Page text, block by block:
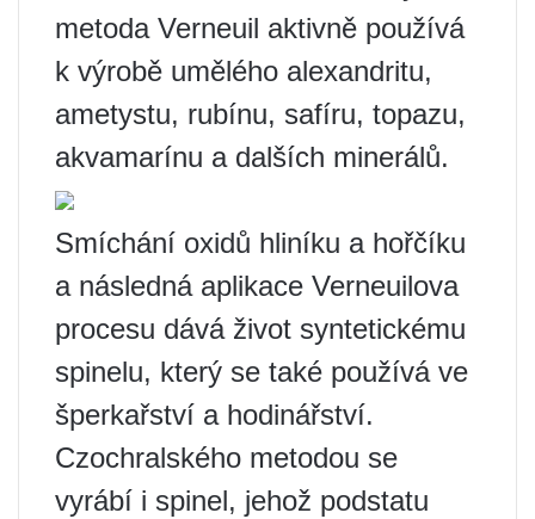
metoda Verneuil aktivně používá
k výrobě umělého alexandritu,
ametystu, rubínu, safíru, topazu,
akvamarínu a dalších minerálů.
Smíchání oxidů hliníku a hořčíku
a následná aplikace Verneuilova
procesu dává život syntetickému
spinelu, který se také používá ve
šperkařství a hodinářství.
Czochralského metodou se
vyrábí i spinel, jehož podstatu